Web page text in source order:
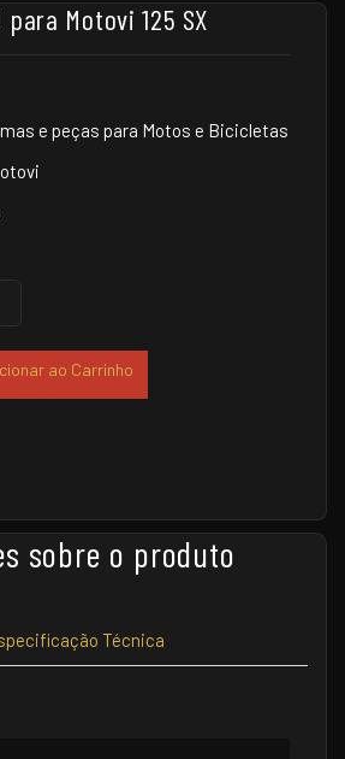
Motovi 125 SX
e peças para Motos e Bicicletas
ao Carrinho
sobre o produto
Técnica